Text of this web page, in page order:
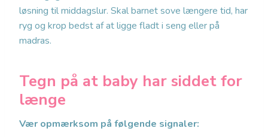
løsning til middagslur. Skal barnet sove længere tid, har
ryg og krop bedst af at ligge fladt i seng eller på
madras.
Tegn på at baby har siddet for
længe
Vær opmærksom på følgende signaler: